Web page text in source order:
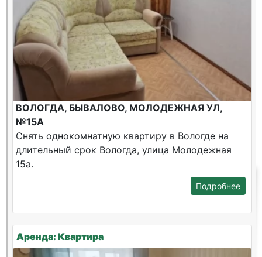
ВОЛОГДА, БЫВАЛОВО, МОЛОДЕЖНАЯ УЛ,
№15А
Снять однокомнатную квартиру в Вологде на
длительный срок Вологда, улица Молодежная
15а.
Подробнее
Аренда: Квартира